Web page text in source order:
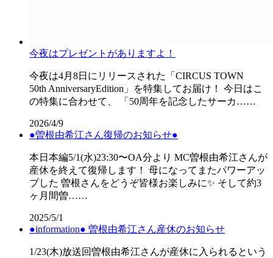
今夜はプレゼントがありますよ！
今夜は4月8日にリリースされた「CIRCUS TOWN
50th AnniversaryEdition」を特集してお届け！ 今日はこ
の特集に合わせて、 「50周年を記念したサーカ……
2026/4/9
●曽根由希江さん復帰のお知らせ●
本日本編5/1(水)23:30〜OA分より MC曽根由希江さんが
産休を終えて復帰します！ 母になってまたパワーアッ
プした 曽根さんをどうぞ皆様お楽しみに✨ そして約3
ヶ月間曽……
2025/5/1
●information● 曽根由希江さん産休のお知らせ
1/23(木)放送回曽根由希江さんが産休に入られるという